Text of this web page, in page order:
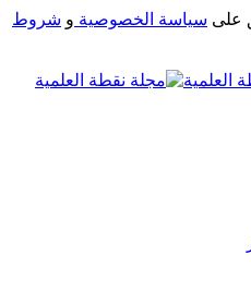
على سياسة الخصوصية و شروط